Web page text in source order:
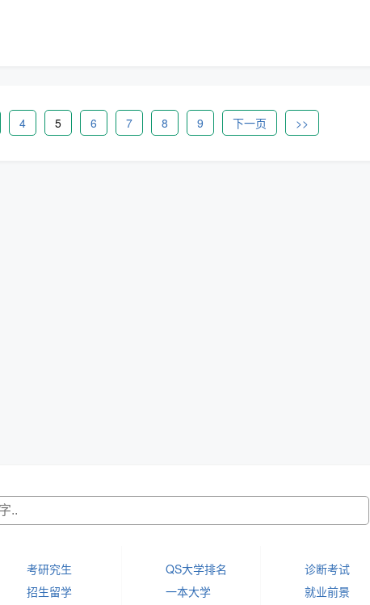
4 5 6 7 8 9 下一页 >>
考研究生
招生留学
QS大学排名
一本大学
诊断考试
就业前景